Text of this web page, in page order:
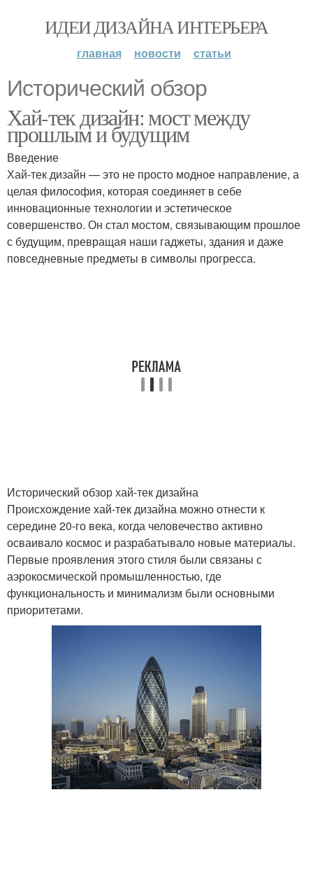
ИДЕИ ДИЗАЙНА ИНТЕРЬЕРА
главная новости статьи
Исторический обзор
Хай-тек дизайн: мост между
прошлым и будущим
Введение
Хай-тек дизайн — это не просто модное направление, а
целая философия, которая соединяет в себе
инновационные технологии и эстетическое
совершенство. Он стал мостом, связывающим прошлое
с будущим, превращая наши гаджеты, здания и даже
повседневные предметы в символы прогресса.
Исторический обзор хай-тек дизайна
Происхождение хай-тек дизайна можно отнести к
середине 20-го века, когда человечество активно
осваивало космос и разрабатывало новые материалы.
Первые проявления этого стиля были связаны с
аэрокосмической промышленностью, где
функциональность и минимализм были основными
приоритетами.